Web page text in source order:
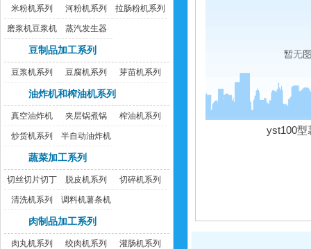
米粉机系列 河粉机系列 拉肠粉机系列
磨浆机豆浆机 蒸汽发生器
豆制品加工系列
豆浆机系列 豆腐机系列 芽苗机系列
油炸机和榨油机系列
真空油炸机 夹层锅煮锅 榨油机系列
炒货机系列 半自动油炸机
蔬菜加工系列
切丝切片切丁
机
脱皮机系列 切碎机系列
清洗机系列 调料机薯条机
肉制品加工系列
肉丸机系列 绞肉机系列 灌肠机系列
yst100型